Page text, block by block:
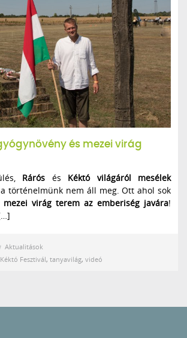
és mezei virág
Rárós és Kéktó világáról mesélek
történelmünk nem áll meg. Ott ahol sok
mezei virág terem az emberiség javára!
Aktualitások
Kéktó Fesztivál,tanyavilág,videó